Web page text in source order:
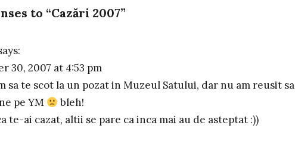
to “Cazări 2007”
30, 2007 at 4:53 pm
sa te scot la un pozat in Muzeul Satului, dar nu am reusit sa
pe YM
bleh!
te-ai cazat, altii se pare ca inca mai au de asteptat :))